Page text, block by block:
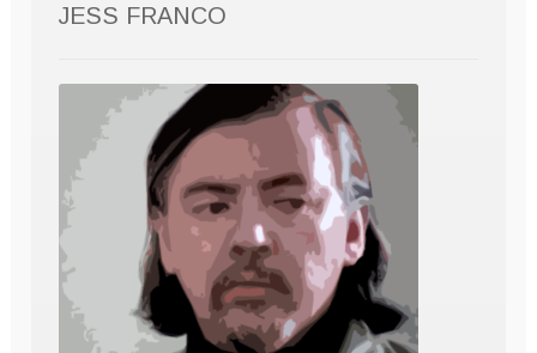
JESS FRANCO